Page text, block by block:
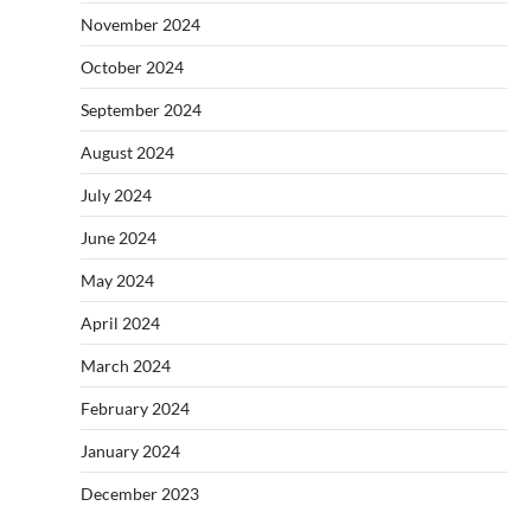
November 2024
October 2024
September 2024
August 2024
July 2024
June 2024
May 2024
April 2024
March 2024
February 2024
January 2024
December 2023